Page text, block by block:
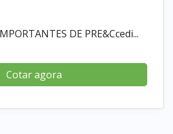
DE PRE&Ccedi...
Cotar agora